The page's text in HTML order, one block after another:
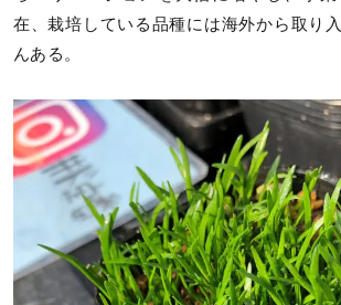
在、栽培している品種には海外から取り
んある。